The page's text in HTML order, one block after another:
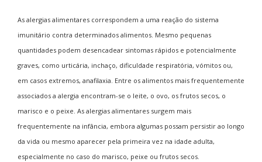
As alergias alimentares correspondem a uma reação do sistema
imunitário contra determinados alimentos. Mesmo pequenas
quantidades podem desencadear sintomas rápidos e potencialmente
graves, como urticária, inchaço, dificuldade respiratória, vómitos ou,
em casos extremos, anafilaxia. Entre os alimentos mais frequentemente
associados a alergia encontram-se o leite, o ovo, os frutos secos, o
marisco e o peixe. As alergias alimentares surgem mais
frequentemente na infância, embora algumas possam persistir ao longo
da vida ou mesmo aparecer pela primeira vez na idade adulta,
especialmente no caso do marisco, peixe ou frutos secos.